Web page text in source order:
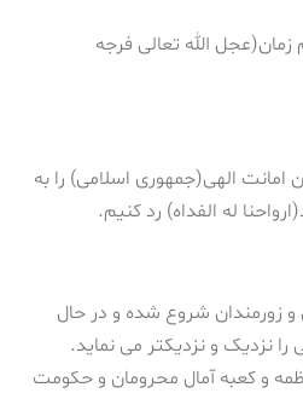
الله تعالی فرجه
امانت الهی(جمهوری اسلامی) را به
له الفداه) رد کنیم.
زورمندان شروع شده و در حال
نزدیک و نزدیکتر می نماید.
و کعبه آمال محرومان و حکومت